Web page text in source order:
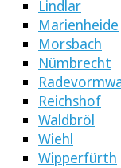
Lindlar
Marienheide
Morsbach
Nümbrecht
Reichshof
Waldbröl
Wiehl
Wipperfürth